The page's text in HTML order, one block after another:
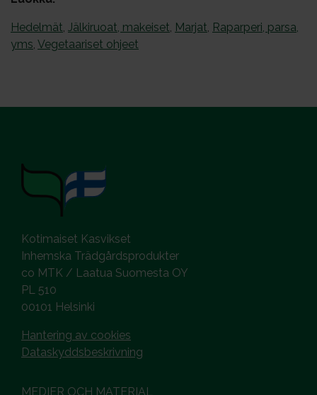
Hedelmät, Jälkiruoat, makeiset, Marjat, Raparperi, parsa,
yms, Vegetaariset ohjeet
Kotimaiset Kasvikset
Inhemska Trädgårdsprodukter
co MTK / Laatua Suomesta OY
PL 510
00101 Helsinki
Hantering av cookies
Dataskyddsbeskrivning
MEDIER OCH MATERIAL